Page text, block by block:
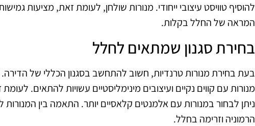
להוסיף טוויסט עיצובי ייחודי. מנורות שולחן, לעומת זאת, מציעות
המראה של החלל בקלות.
בחירת סגנון שמתאים לחלל
בעת בחירת מנורות טרנדיות, חשוב להתחשב בסגנון הכללי של
מנורות עם קווים נקיים ועיצובים מינימליסטיים עשויות להתאים.
ניתן לבחור במנורות עם אלמנטים קלאסיים יותר. התאמה בין המנורות
הרמוניה וזרימה בחלל.